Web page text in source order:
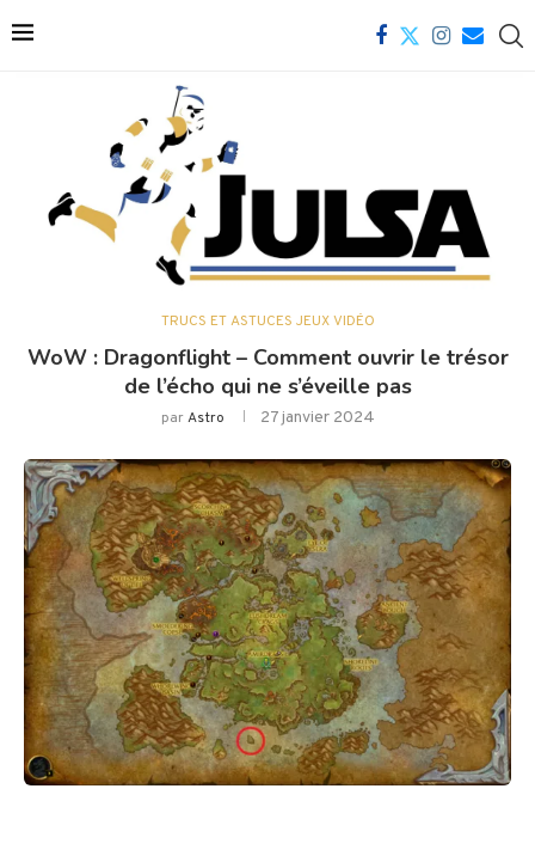
TRUCS ET ASTUCES JEUX VIDÉO
WoW : Dragonflight – Comment ouvrir le trésor
de l’écho qui ne s’éveille pas
parAstro 27 janvier 2024